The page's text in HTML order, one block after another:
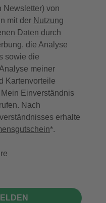
Newsletter) von
mit der Nutzung
Daten durch
die Analyse
sowie die
meiner
Kartenvorteile
Einverständnis
Nach
erhalte
*.